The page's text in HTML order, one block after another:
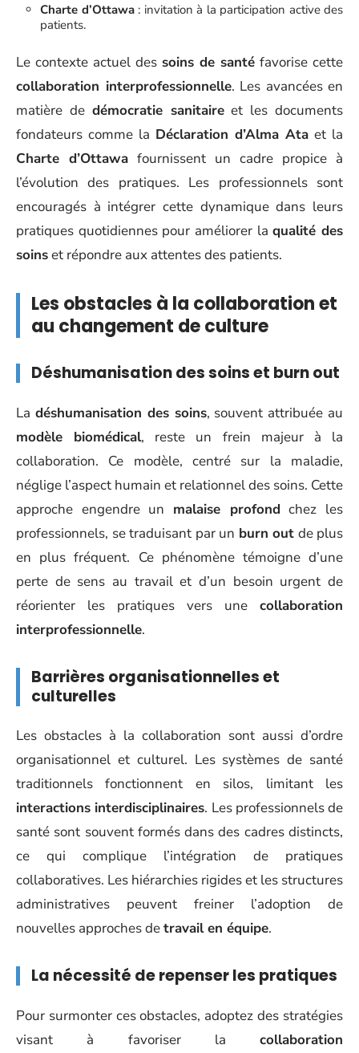
Charte d’Ottawa: invitation à la participation active des
patients.
Le contexte actuel des soins de santé favorise cette
collaboration interprofessionnelle. Les avancées en
matière de démocratie sanitaireet les documents
fondateurs comme la Déclaration d’Alma Ata et la
Charte d’Ottawa fournissent un cadre propice à
l’évolution des pratiques. Les professionnels sont
encouragés à intégrer cette dynamique dans leurs
pratiques quotidiennes pour améliorer laqualité des
soinset répondre aux attentes des patients.
Les obstacles à la collaboration et
au changement de culture
Déshumanisation des soins et burn out
La déshumanisation des soins, souvent attribuée au
modèle biomédical, reste un frein majeur à la
collaboration. Ce modèle, centré sur la maladie,
néglige l’aspect humain et relationnel des soins. Cette
approche engendre un malaise profond chez les
professionnels, se traduisant par un burn out de plus
en plus fréquent. Ce phénomène témoigne d’une
perte de sens au travail et d’un besoin urgent de
réorienter les pratiques vers une collaboration
interprofessionnelle.
Barrières organisationnelles et
culturelles
Les obstacles à la collaboration sont aussi d’ordre
organisationnel et culturel. Les systèmes de santé
traditionnels fonctionnent en silos, limitant les
interactions interdisciplinaires. Les professionnels de
santé sont souvent formés dans des cadres distincts,
ce qui complique l’intégration de pratiques
collaboratives. Les hiérarchies rigides et les structures
administratives peuvent freiner l’adoption de
nouvelles approches detravail en équipe.
La nécessité de repenser les pratiques
Pour surmonter ces obstacles, adoptez des stratégies
visant à favoriser la collaboration